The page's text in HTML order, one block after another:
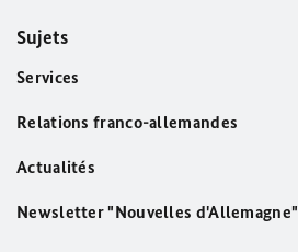
Sujets
Services
Relations franco-allemandes
Actualités
Newsletter "Nouvelles d'Allemagne"